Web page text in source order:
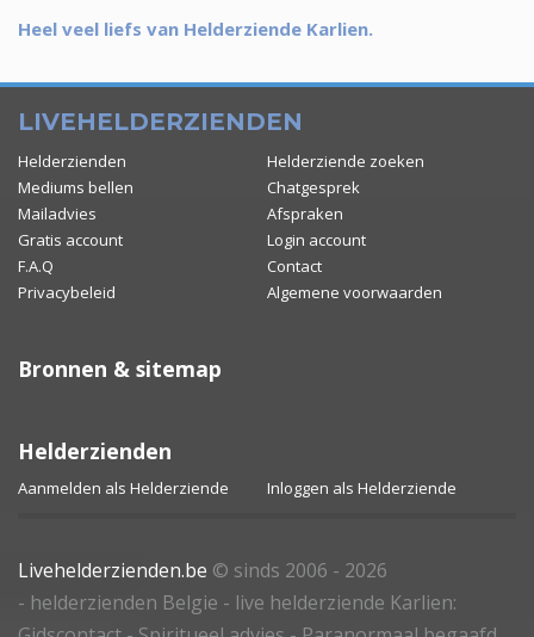
Heel veel liefs van Helderziende Karlien.
LIVEHELDERZIENDEN
Helderzienden
Helderziende zoeken
Mediums bellen
Chatgesprek
Mailadvies
Afspraken
Gratis account
Login account
F.A.Q
Contact
Privacybeleid
Algemene voorwaarden
Bronnen & sitemap
Helderzienden
Aanmelden als Helderziende Inloggen als Helderziende
Livehelderzienden.be © sinds 2006 - 2026
- helderzienden Belgie - live helderziende Karlien: